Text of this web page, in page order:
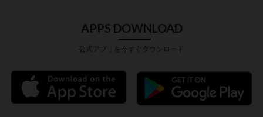
APPS DOWNLOAD
公式アプリを今すぐダウンロード